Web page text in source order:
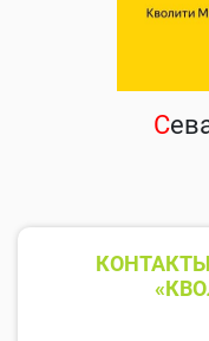
С
КОНТАКТЫ